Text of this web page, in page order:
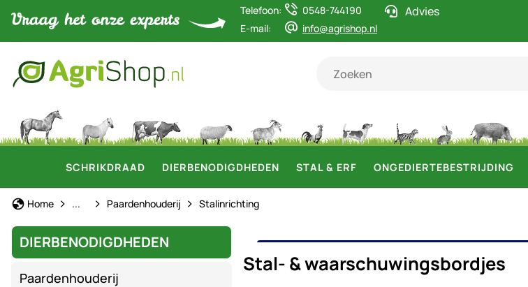
Telefoon:
0548-744190
E-mail:
info@agrishop.nl
Advies
SCHRIKDRAAD DIERBENODIGDHEDEN STAL & ERF ONGEDIERTEBESTRIJDING
Home Dierbenodigdheden
... Paardenhouderij Stalinrichting
DIERBENODIGDHEDEN
Paardenhouderij
STAL- &
Stal- & waarschuwingsbordjes